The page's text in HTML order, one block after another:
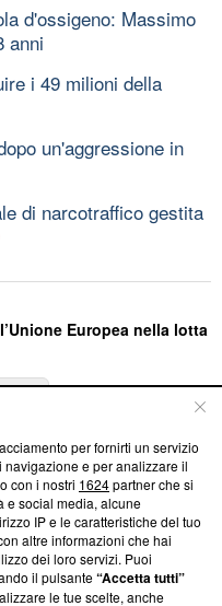
d'ossigeno: Massimo
anni
i 49 milioni della
un'aggressione in
di narcotraffico gestita
Europea nella lotta
su Blasting
su come ci impegniamo a
la nostra aderenza a
Blasting News non è
ha richiesto di farne
una verifica di
per fornirti un servizio
e per analizzare il
con i nostri 1624partner che si
e social media, alcune
IP e le caratteristiche del tuo
altre informazioni che hai
dei loro servizi. Puoi
il pulsante“Accetta tutti”
le tue scelte, anche